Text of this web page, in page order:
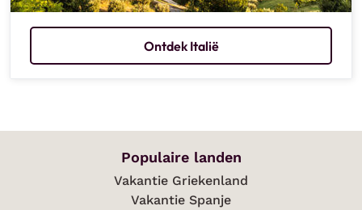
Ontdek Italië
Populaire landen
Vakantie Griekenland
Vakantie Spanje